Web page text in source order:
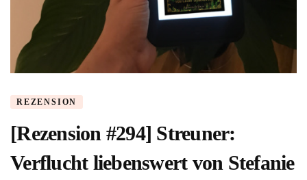
REZENSION
[Rezension #294] Streuner:
Verflucht liebenswert von Stefanie